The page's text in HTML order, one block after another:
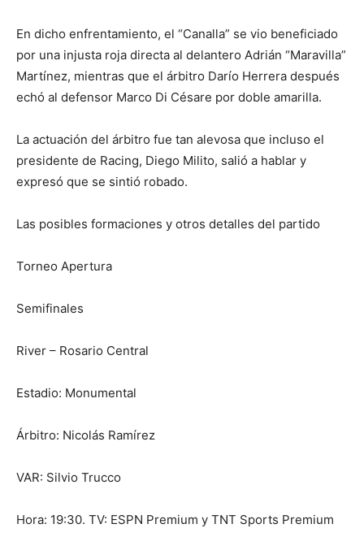
En dicho enfrentamiento, el “Canalla” se vio beneficiado
por una injusta roja directa al delantero Adrián “Maravilla”
Martínez, mientras que el árbitro Darío Herrera después
echó al defensor Marco Di Césare por doble amarilla.
La actuación del árbitro fue tan alevosa que incluso el
presidente de Racing, Diego Milito, salió a hablar y
expresó que se sintió robado.
Las posibles formaciones y otros detalles del partido
Torneo Apertura
Semifinales
River – Rosario Central
Estadio: Monumental
Árbitro: Nicolás Ramírez
VAR: Silvio Trucco
Hora: 19:30. TV: ESPN Premium y TNT Sports Premium